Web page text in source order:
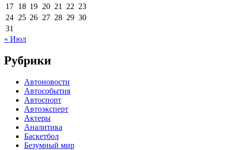
17 18 19 20 21 22 23
24 25 26 27 28 29 30
31
« Июл
Рубрики
Автоновости
Автособытия
Автоспорт
Автоэксперт
Актеры
Аналитика
Баскетбол
Безумный мир